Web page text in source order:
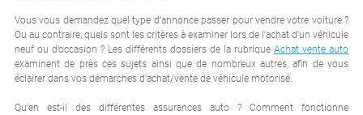
Vous vous demandez quel type d’annonce passer pour vendre votre voiture ?
Ou au contraire, quels sont les critères à examiner lors de l’achat d’un véhicule
neuf ou d’occasion ? Les différents dossiers de la rubrique Achat vente auto
examinent de près ces sujets ainsi que de nombreux autres, afin de vous
éclairer dans vos démarches d’achat/vente de véhicule motorisé.
Qu’en est-il des différentes assurances auto ? Comment fonctionne